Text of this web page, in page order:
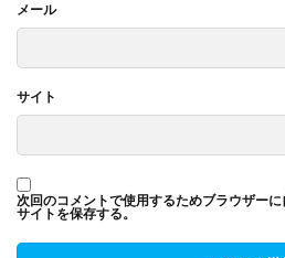
メール
サイト
次回のコメントで使用するためブラウザーに
サイトを保存する。